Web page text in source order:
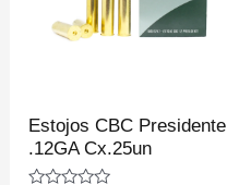
Estojos CBC Presidente
.12GA Cx.25un